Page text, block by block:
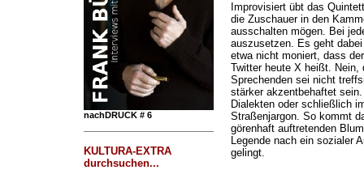
nachDRUCK # 6
KULTURA-EXTRA
durchsuchen...
Improvisiert übt das
die Zuschauer in den
ausschalten mögen. Bei
auszusetzen. Es geht
etwa nicht moniert, dass
Twitter heute X heißt. Nein,
Sprechenden sei nicht
stärker akzentbehaftet
Dialekten oder schließlich
Straßenjargon. So kommt
görenhaft auftretenden
Legende nach ein sozialer
gelingt.